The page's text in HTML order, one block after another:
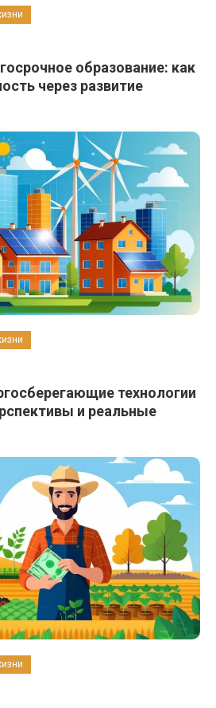
образование: как
через развитие
технологии
и реальные